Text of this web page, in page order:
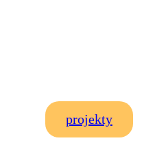
projekty